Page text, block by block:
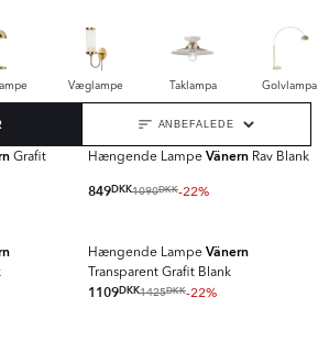
Væglampe Taklampa Golvlampa
Grafit
Hængende Lampe Vänern Rav Blank
849DKK1090DKK-22%
Hængende Lampe Vänern
Transparent Grafit Blank
1109DKK1425DKK-22%